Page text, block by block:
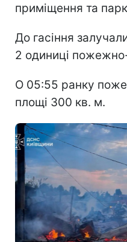
приміщення та
До гасіння
2 одиниці
О 05:55 ранку
площі 300 кв. м.